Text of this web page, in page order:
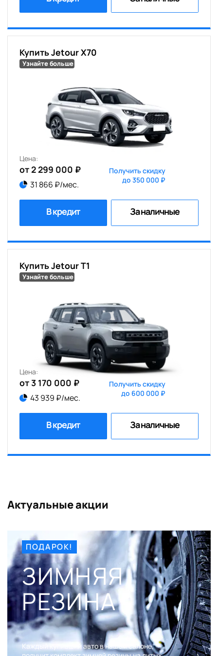
Купить Jetour X70
Узнайте больше
Цена:
от 2 299 000 ₽
31 866 ₽/мес.
Получить скидку
до 350 000 ₽
В кредит За наличные
Купить Jetour T1
Узнайте больше
Цена:
от 3 170 000 ₽
43 939 ₽/мес.
Получить скидку
до 600 000 ₽
В кредит За наличные
Актуальные акции
ПОДАРОК!
ЗИМНЯЯ
РЕЗИНА
Каждый купивший авто в нашем салоне,